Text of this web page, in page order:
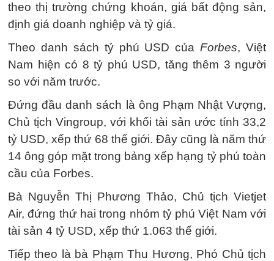
theo thị trường chứng khoán, giá bất động sản,
định giá doanh nghiệp và tỷ giá.
Theo danh sách tỷ phú USD củaForbes, Việt
Nam hiện có 8 tỷ phú USD, tăng thêm 3 người
so với năm trước.
Đứng đầu danh sách là ông Phạm Nhật Vượng,
Chủ tịch Vingroup, với khối tài sản ước tính 33,2
tỷ USD, xếp thứ 68 thế giới. Đây cũng là năm thứ
14 ông góp mặt trong bảng xếp hạng tỷ phú toàn
cầu của Forbes.
Bà Nguyễn Thị Phương Thảo, Chủ tịch Vietjet
Air, đứng thứ hai trong nhóm tỷ phú Việt Nam với
tài sản 4 tỷ USD, xếp thứ 1.063 thế giới.
Tiếp theo là bà Phạm Thu Hương, Phó Chủ tịch